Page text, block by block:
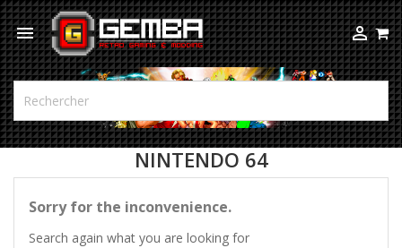
 
NINTENDO 64
Sorry for the inconvenience.
Search again what you are looking for